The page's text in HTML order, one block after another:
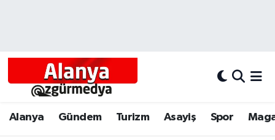
Alanya Gündem Turizm Asayiş Spor
Alanyum
Alanya Hava Durumu